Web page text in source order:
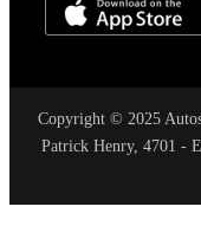
Copyright © 2025
Patrick Henry, 4701 -